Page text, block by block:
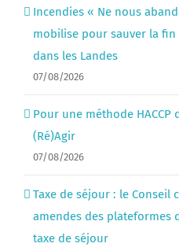
Incendies « Ne nous
mobilise pour sauver la
dans les Landes
07/08/2026
Pour une méthode HACCP
(Ré)Agir
07/08/2026
Taxe de séjour : le
amendes des plateformes
taxe de séjour